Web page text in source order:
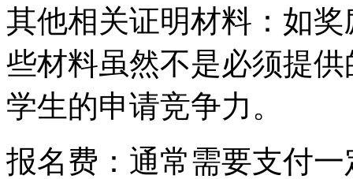
其他相关证明材料：如
些材料虽然不是必须提
学生的申请竞争力。
报名费：通常需要支付